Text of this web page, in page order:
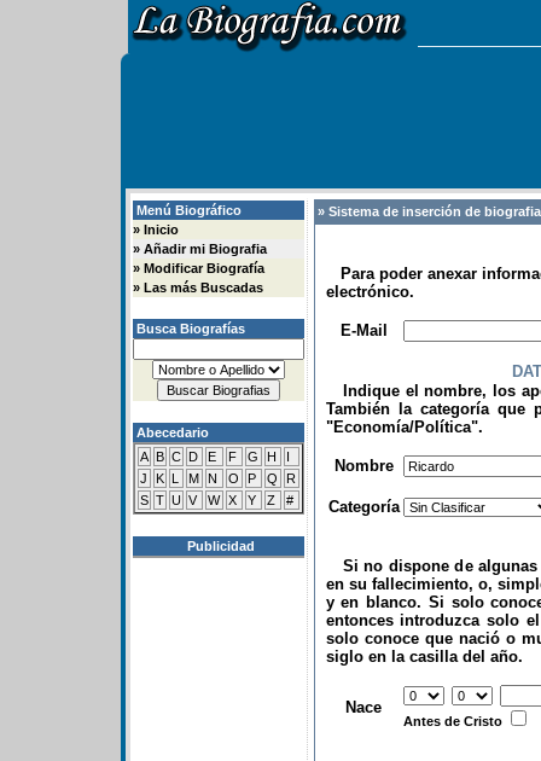
Menú Biográfico
» Inicio
» Añadir mi Biografia
» Modificar Biografía
» Las más Buscadas
Busca Biografías
Abecedario
A B C D E F G H
I
J
K L M N O P Q
R
S T U V W X Y Z #
Publicidad
» Sistema de inserción de
Para poder anexar
electrónico.
E-Mail
Indique el nombre, los
También la categoría que
"Economía/Política".
Nombre
Categoría
Si no dispone de algunas
en su fallecimiento, o,
y en blanco. Si solo
entonces introduzca solo
solo conoce que nació o
siglo en la casilla del año.
Nace
Antes de Cristo